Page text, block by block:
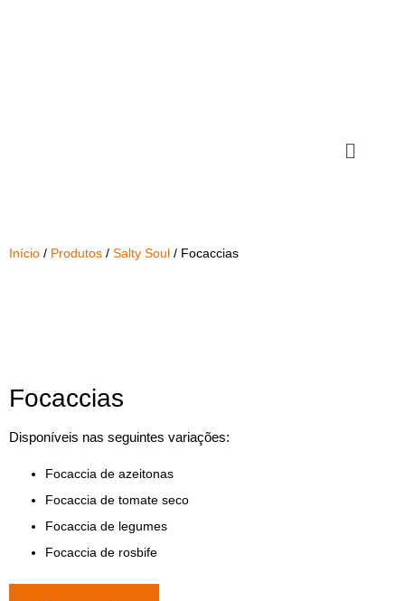
Início / Produtos / Salty Soul / Focaccias
Focaccias
Disponíveis nas seguintes variações:
Focaccia de azeitonas
Focaccia de tomate seco
Focaccia de legumes
Focaccia de rosbife